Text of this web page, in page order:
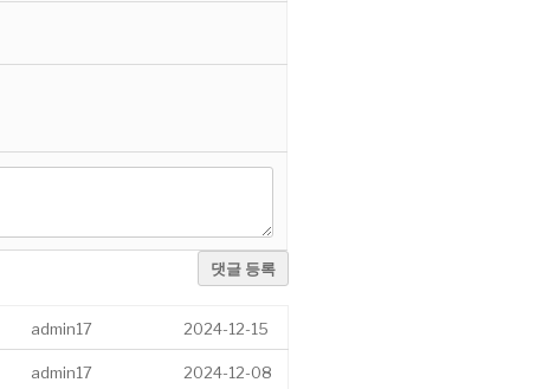
댓글 등록
admin17 2024-12-15
admin17 2024-12-08